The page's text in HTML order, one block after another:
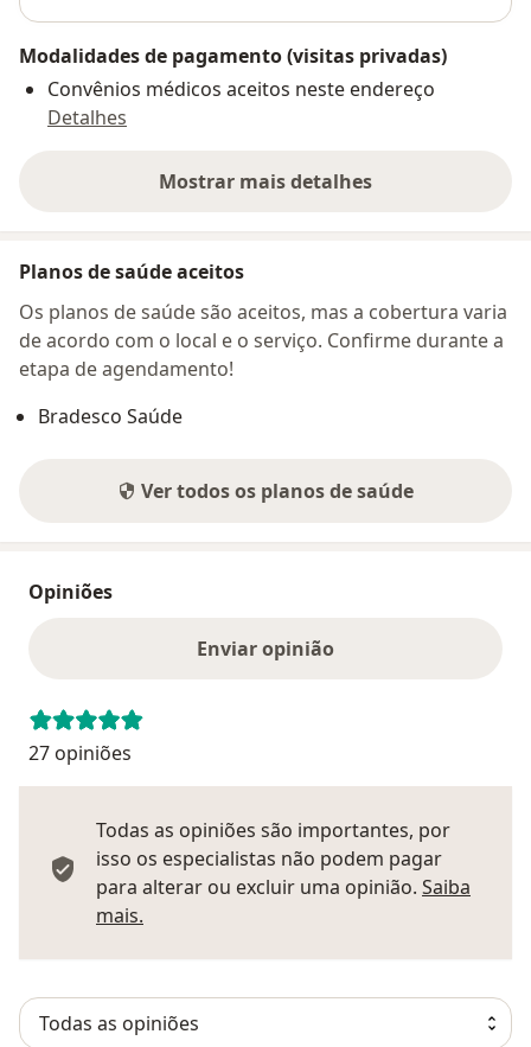
Modalidades de pagamento (visitas privadas)
Convênios médicos aceitos neste endereço
Detalhes
Mostrar mais detalhes
sobre o endereço
Planos de saúde aceitos
Os planos de saúde são aceitos, mas a cobertura varia
de acordo com o local e o serviço. Confirme durante a
etapa de agendamento!
Bradesco Saúde
Ver todos os planos de saúde
Opiniões
Enviar opinião
27 opiniões
Todas as opiniões são importantes, por
isso os especialistas não podem pagar
para alterar ou excluir uma opinião. Saiba
mais.